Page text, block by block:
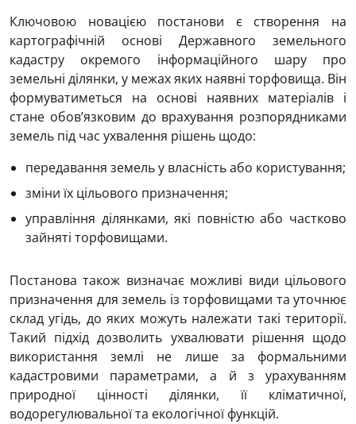
Ключовою новацією постанови є створення на
картографічній основі Державного земельного
кадастру окремого інформаційного шару про
земельні ділянки, у межах яких наявні торфовища. Він
формуватиметься на основі наявних матеріалів і
стане обов’язковим до врахування розпорядниками
земель під час ухвалення рішень щодо:
передавання земель у власність або користування;
зміни їх цільового призначення;
управління ділянками, які повністю або частково
зайняті торфовищами.
Постанова також визначає можливі види цільового
призначення для земель із торфовищами та уточнює
склад угідь, до яких можуть належати такі території.
Такий підхід дозволить ухвалювати рішення щодо
використання землі не лише за формальними
кадастровими параметрами, а й з урахуванням
природної цінності ділянки, її кліматичної,
водорегулювальної та екологічної функцій.